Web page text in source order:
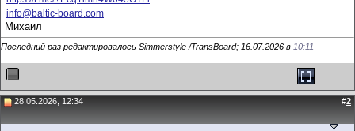
info@baltic-board.com
Михаил
Последний раз редактировалось Simmerstyle /TransBoard; 16.07.2026 в 10:11
28.05.2026, 12:34 #2